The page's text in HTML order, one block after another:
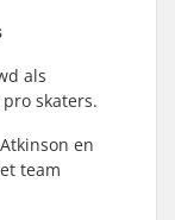
als
skaters.
en
team